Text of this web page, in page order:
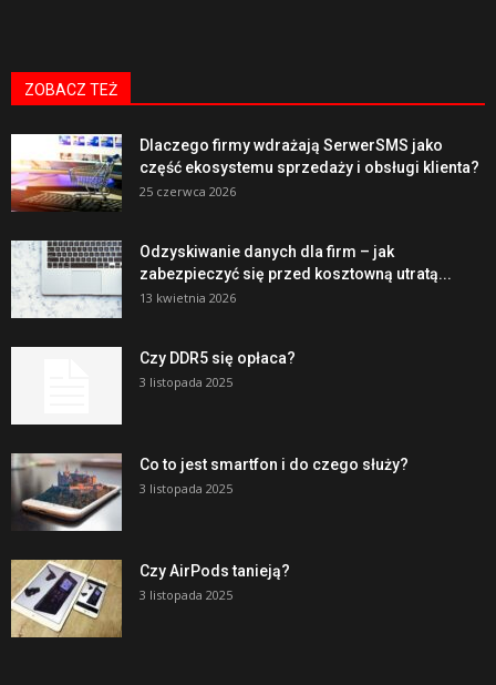
ZOBACZ TEŻ
Dlaczego firmy wdrażają SerwerSMS jako
część ekosystemu sprzedaży i obsługi klienta?
25 czerwca 2026
Odzyskiwanie danych dla firm – jak
zabezpieczyć się przed kosztowną utratą...
13 kwietnia 2026
Czy DDR5 się opłaca?
3 listopada 2025
Co to jest smartfon i do czego służy?
3 listopada 2025
Czy AirPods tanieją?
3 listopada 2025